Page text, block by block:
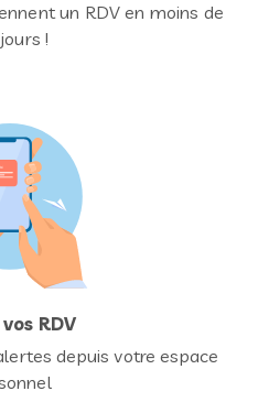
un RDV en moins de
!
RDV
depuis votre espace